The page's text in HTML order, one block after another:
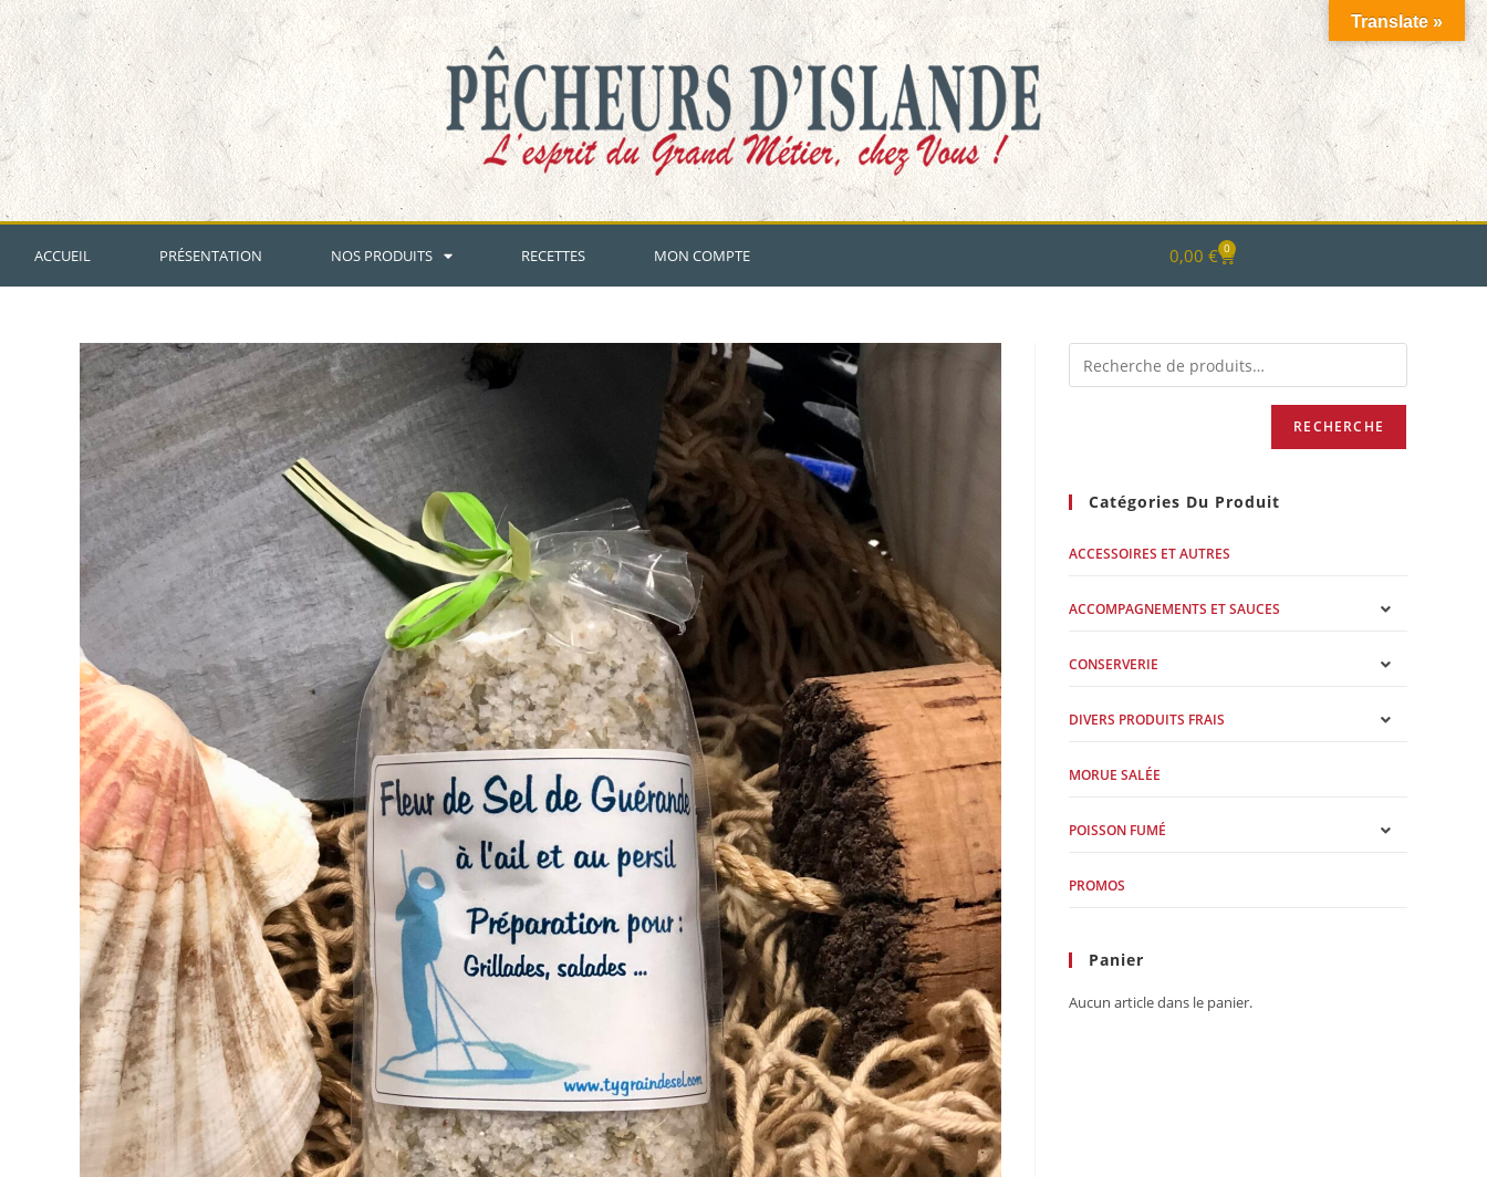
ACCUEIL PRÉSENTATION NOS PRODUITS RECETTES MON COMPTE 0,00 € 0
RECHERCHE
Catégories Du Produit
ACCESSOIRES ET AUTRES
ACCOMPAGNEMENTS ET SAUCES
CONSERVERIE
DIVERS PRODUITS FRAIS
MORUE SALÉE
POISSON FUMÉ
PROMOS
Panier
Aucun article dans le panier.
Translate »